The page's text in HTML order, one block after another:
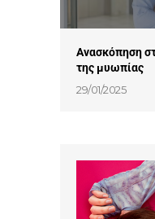
Ανασκόπηση
της μυωπίας
29/01/2025